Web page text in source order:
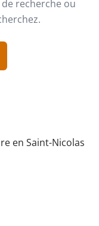
recherche ou
en Saint-Nicolas